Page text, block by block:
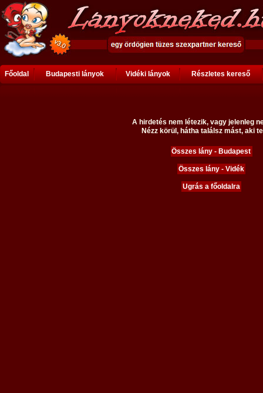
Főoldal Budapesti lányok Vidéki lányok Részletes kereső
A hirdetés nem létezik, vagy jelenleg
Nézz körül, hátha találsz mást, aki
Összes lány - Budapest
Összes lány - Vidék
Ugrás a főoldalra